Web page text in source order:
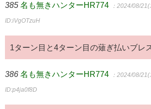
385 名も無きハンターHR774 ：2024/08/
ID:iVgOTzuH
1ターン目と4ターン目の薙ぎ払いブレ
386 名も無きハンターHR774 ：2024/08/
ID:p4ja0f8D